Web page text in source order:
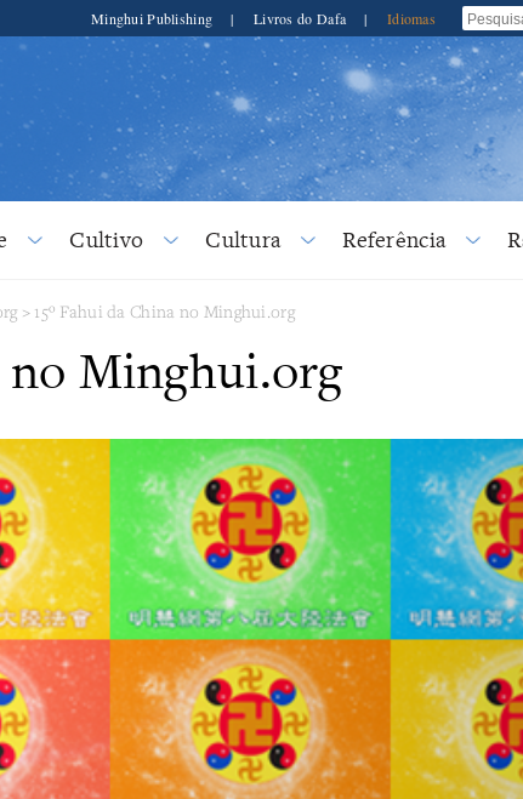
Minghui Publishing | Livros do Dafa | Idiomas
Cultivo Cultura Referência
> 15º Fahui da China no Minghui.org
no Minghui.org